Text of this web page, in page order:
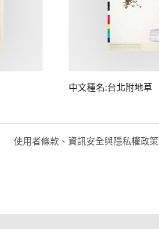
中文種名:台北附地草
使用者條款、資訊安全與隱私權政策